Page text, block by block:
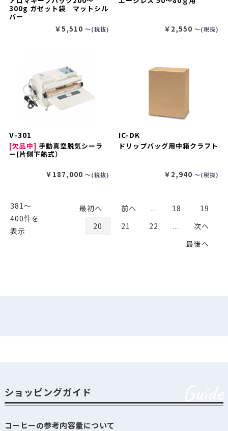
300g ガゼット袋 マットシル
バー
￥5,510 〜(税抜) ￥2,550 〜(税抜)
V-301
[欠品中] 手動真空脱気シーラ
ー(片側下熱式）
￥187,000 〜(税抜)
IC-DK
ドリップバッグ用中箱クラフト
￥2,940 〜(税抜)
381〜
400件を
表示
最初へ 前へ ... 18
19
20
21 22 ...
次へ
最後へ
ショッピングガイド
コーヒーの参考内容量について